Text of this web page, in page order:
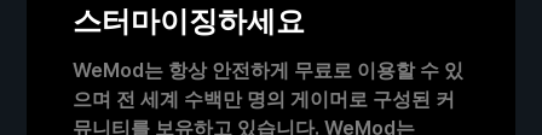
스터마이징하세요
WeMod는 항상 안전하게 무료로 이용할 수 있
으며 전 세계 수백만 명의 게이머로 구성된 커
뮤니티를 보유하고 있습니다. WeMod는